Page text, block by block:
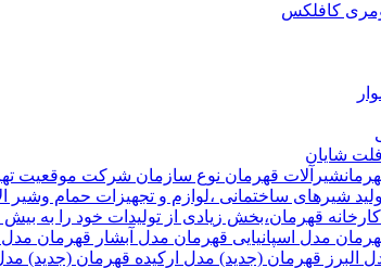
کافلکس
شایان
شیرهای ساختمانی ،لوازم و تجهیزات حمام وشیر
مدل اسپانیایی قهرمان مدل آبشار قهرمان
البرز قهرمان (جدید) مدل ارکیده قهرمان